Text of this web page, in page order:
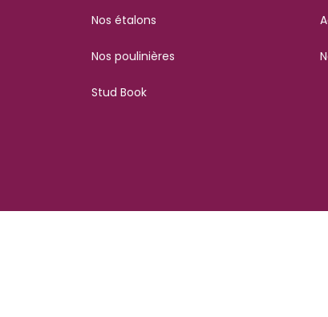
Nos étalons
Nos poulinières
Stud Book